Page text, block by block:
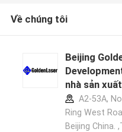
Về chúng tôi
Beijing
nhà sản xuất
A2-53A,
Ring West
Beijing China.